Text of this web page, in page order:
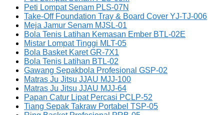
Peti Lompat Senam PLS-07N
Take-Off Foundation Tray & Board Cover YJ-TJ-006
Meja Jamur Senam MJSL-01
Bola Tenis Latihan Kemasan Ember BTL-02E
Mistar Lompat Tinggi MLT-05
Bola Basket Karet GR-7X1
Bola Tenis Latihan BTL-02
Gawang Sepakbola Profesional GSP-02
Matras Ju Jitsu JJAU MJJ-100
Matras Ju Jitsu JJAU MJJ-64
Papan Catur Lipat Percasi PCLP-52
Tiang Sepak Takraw Portabel TSP-05